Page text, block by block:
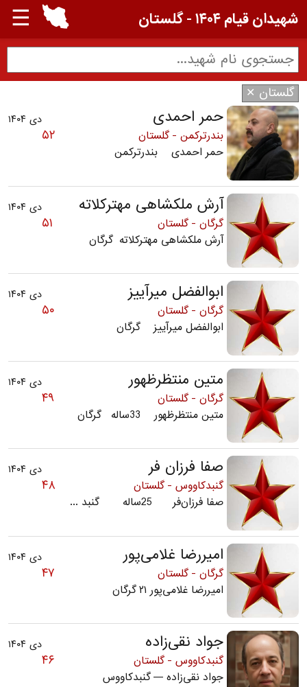
☰ شهیدان قیام ۱۴۰۴ - گلستان
گلستان ✕
دی ۱۴۰۴ حمر احمدی
۵۲
بندرترکمن - گلستان
حمر احمدی بندرترکمن
دی ۱۴۰۴ آرش ملکشاهی مهترکلاته
۵۱
گرگان - گلستان
آرش ملکشاهی مهترکلاته گرگان
دی ۱۴۰۴ ابوالفضل میرآییز
۵۰
گرگان - گلستان
ابوالفضل میرآییز گرگان
دی ۱۴۰۴ متین منتظرظهور
۴۹
گرگان - گلستان
متین منتظرظهور 33ساله گرگان
دی ۱۴۰۴ صفا فرزان فر
۴۸
گنبدکاووس - گلستان
صفا فرزان‌فر 25ساله گنبد ...
دی ۱۴۰۴ امیررضا غلامی‌پور
۴۷
گرگان - گلستان
امیررضا غلامی‌پور ۲۱ گرگان
دی ۱۴۰۴ جواد نقی‌زاده
۴۶
گنبدکاووس - گلستان
جواد نقی‌زاده — گنبدکاووس